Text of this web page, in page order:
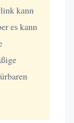
kann
es kann